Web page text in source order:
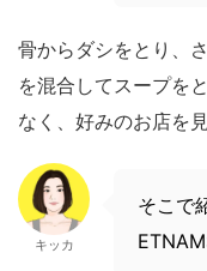
骨からダシをとり、
を混合してスープを
なく、好みのお店を
キッカ
そこで